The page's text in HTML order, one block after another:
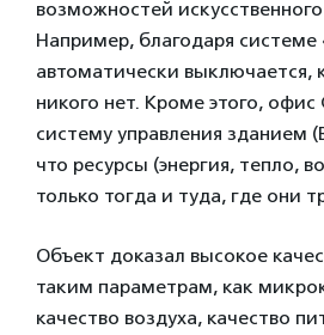
возможностей
Например, благодаря
автоматически выключается,
никого нет. Кроме этого,
систему управления зданием
что ресурсы (энергия, тепло,
только тогда и туда, где они
Объект доказал высокое
таким параметрам, как
качество воздуха, качество